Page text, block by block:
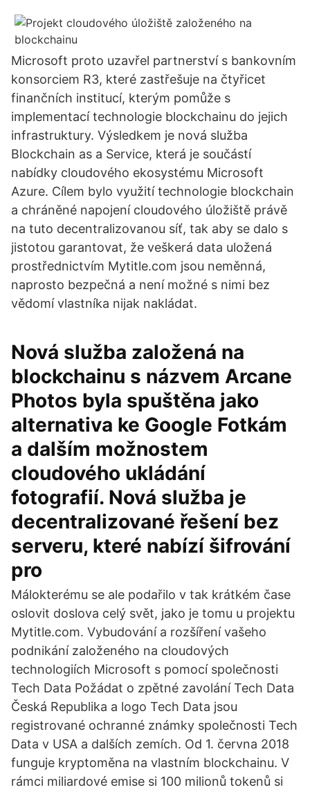
Microsoft proto uzavřel partnerství s bankovním
konsorciem R3, které zastřešuje na čtyřicet
finančních institucí, kterým pomůže s
implementací technologie blockchainu do jejich
infrastruktury. Výsledkem je nová služba
Blockchain as a Service, která je součástí
nabídky cloudového ekosystému Microsoft
Azure. Cílem bylo využití technologie blockchain
a chráněné napojení cloudového úložiště právě
na tuto decentralizovanou síť, tak aby se dalo s
jistotou garantovat, že veškerá data uložená
prostřednictvím Mytitle.com jsou neměnná,
naprosto bezpečná a není možné s nimi bez
vědomí vlastníka nijak nakládat.
Nová služba založená na
blockchainu s názvem Arcane
Photos byla spuštěna jako
alternativa ke Google Fotkám
a dalším možnostem
cloudového ukládání
fotografií. Nová služba je
decentralizované řešení bez
serveru, které nabízí šifrování
pro
Málokterému se ale podařilo v tak krátkém čase
oslovit doslova celý svět, jako je tomu u projektu
Mytitle.com. Vybudování a rozšíření vašeho
podnikání založeného na cloudových
technologiích Microsoft s pomocí společnosti
Tech Data Požádat o zpětné zavolání Tech Data
Česká Republika a logo Tech Data jsou
registrované ochranné známky společnosti Tech
Data v USA a dalších zemích. Od 1. června 2018
funguje kryptoměna na vlastním blockchainu. V
rámci miliardové emise si 100 milionů tokenů si